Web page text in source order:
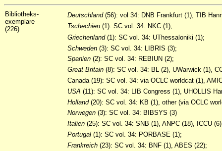
Bibliotheks-
exemplare
(226)
Deutschland(56): vol 34: DNB Frankfurt (1), TIB
Tschechien (1): SC vol. 34: NKC (1);
Griechenland(1): SC vol. 34: UThessaloniki (1);
Schweden (3): SC vol. 34: LIBRIS (3);
Spanien (2): SC vol. 34: REBIUN (2);
Great Britain (8): SC vol. 34: BL (2), UWarwick (1),
Canada (19): SC vol. 34: via OCLC worldcat (1),
USA (11): SC vol. 34: LIB Congress (1), UHOLLIS
Holland(20): SC vol. 34: KB (1), other (via OCLC
Norwegen (3): SC vol. 34: BIBSYS (3)
Italien (25): SC vol. 34: SNB (1), ANPC (18), ICCU (6)
Portugal (1): SC vol. 34: PORBASE (1);
Frankreich (23): SC vol. 34: BNF (1), ABES (22);